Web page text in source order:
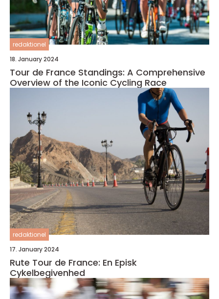
redaktionel
18. January 2024
Tour de France Standings: A Comprehensive
Overview of the Iconic Cycling Race
redaktionel
17. January 2024
Rute Tour de France: En Episk
Cykelbegivenhed